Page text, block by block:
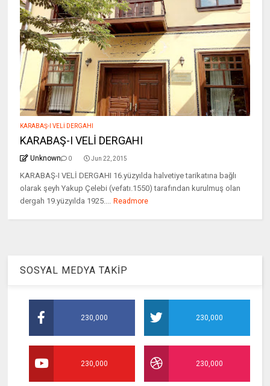
KARABAŞ-I VELİ DERGAHI
KARABAŞ-I VELİ DERGAHI
Unknown 0 Jun 22, 2015
KARABAŞ-I VELİ DERGAHI 16.yüzyılda halvetiye tarikatına bağlı
olarak şeyh Yakup Çelebi (vefatı.1550) tarafından kurulmuş olan
dergah 19.yüzyılda 1925.... Readmore
SOSYAL MEDYA TAKİP
230,000 230,000
230,000 230,000